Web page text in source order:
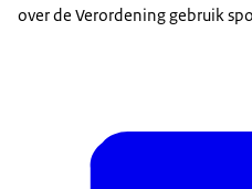
over de Verordening gebruik